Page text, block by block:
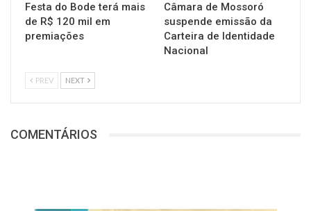
Festa do Bode terá mais
de R$ 120 mil em
premiações
Câmara de Mossoró
suspende emissão da
Carteira de Identidade
Nacional
PREV NEXT
COMENTÁRIOS